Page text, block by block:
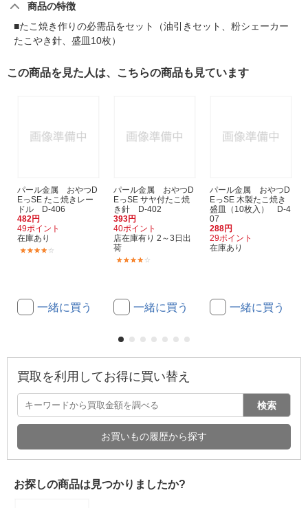
商品の特徴
■たこ焼き作りの必需品をセット（油引きセット、粉シェーカー
たこやき針、盛皿10枚）
この商品を見た人は、こちらの商品も見ています
パール金属 おやつD
EっSE たこ焼きレー
ドル D-406
482円
49ポイント
在庫あり
一緒に買う
パール金属 おやつD
EっSE サヤ付たこ焼
き針 D-402
393円
40ポイント
店在庫有り 2～3日出
荷
一緒に買う
パール金属 おやつD
EっSE 木製たこ焼き
盛皿（10枚入） D-4
07
288円
29ポイント
在庫あり
一緒に買う
買取を利用してお得に買い替え
検索
お買いもの履歴から探す
お探しの商品は見つかりましたか?